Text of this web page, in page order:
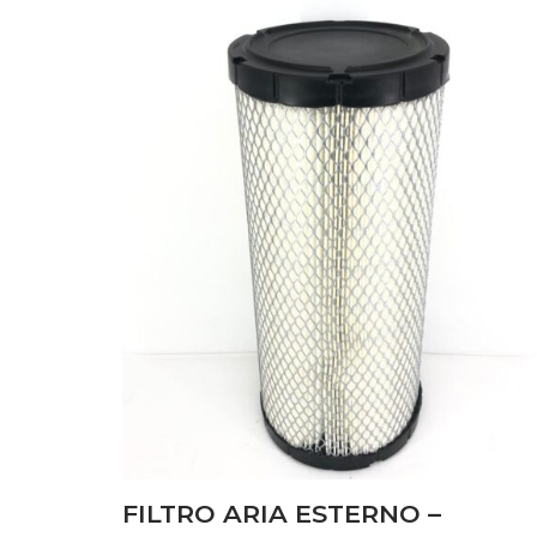
(31)
IMPIANTO ELETTRICO
IMPIANTO IDRAULICO(15)
(84)
PONTE ANTERIORE(15)
TRASMISSIONE(77)
Disponibile
FILTRO ARIA ESTERNO –